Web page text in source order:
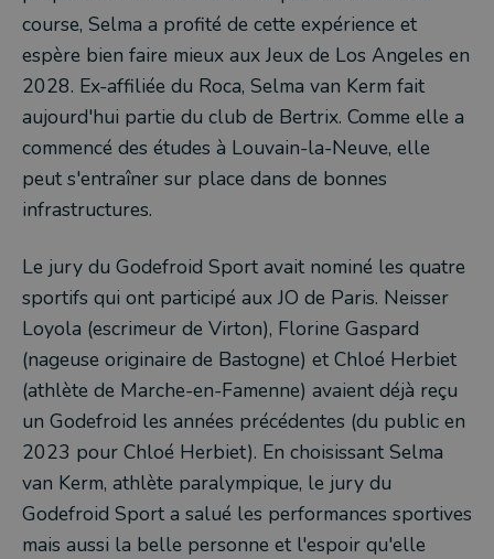
course, Selma a profité de cette expérience et
espère bien faire mieux aux Jeux de Los Angeles en
2028. Ex-affiliée du Roca, Selma van Kerm fait
aujourd'hui partie du club de Bertrix. Comme elle a
commencé des études à Louvain-la-Neuve, elle
peut s'entraîner sur place dans de bonnes
infrastructures.
Le jury du Godefroid Sport avait nominé les quatre
sportifs qui ont participé aux JO de Paris. Neisser
Loyola (escrimeur de Virton), Florine Gaspard
(nageuse originaire de Bastogne) et Chloé Herbiet
(athlète de Marche-en-Famenne) avaient déjà reçu
un Godefroid les années précédentes (du public en
2023 pour Chloé Herbiet). En choisissant Selma
van Kerm, athlète paralympique, le jury du
Godefroid Sport a salué les performances sportives
mais aussi la belle personne et l'espoir qu'elle